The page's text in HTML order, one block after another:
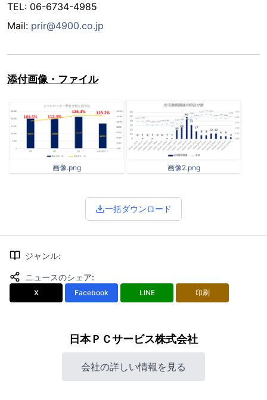
TEL: 06-6734-4985
Mail: prir@4900.co.jp
添付画像・ファイル
画像.png 画像2.png
一括ダウンロード
ジャンル:
ニュースのシェア:
X Facebook LINE 印刷
日本ＰＣサービス株式会社
会社の詳しい情報を見る